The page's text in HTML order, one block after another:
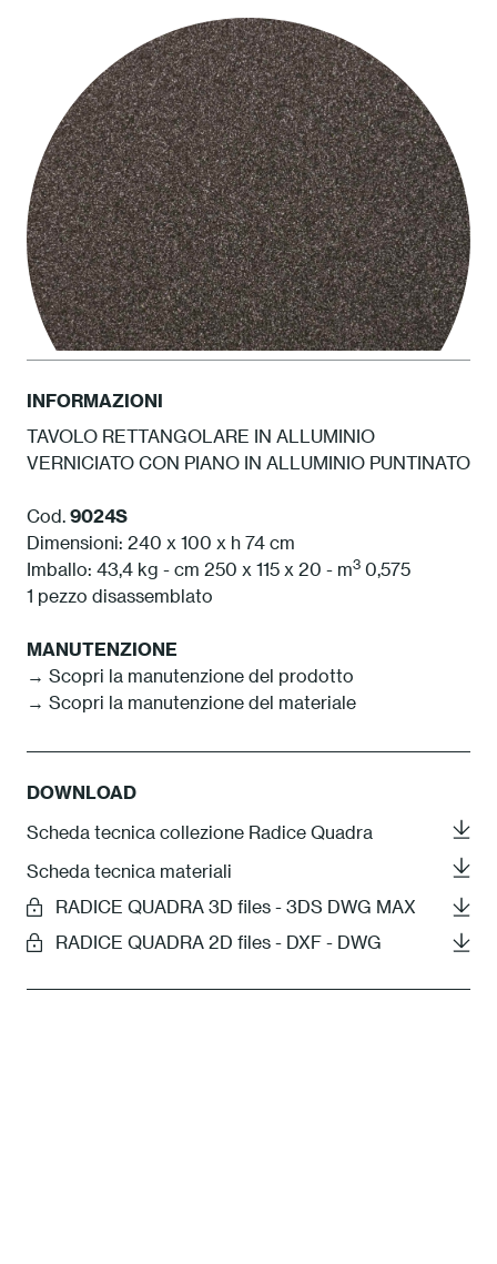
1 Bianco
INFORMAZIONI
TAVOLO RETTANGOLARE IN ALLUMINIO
VERNICIATO CON PIANO IN ALLUMINIO PUNTINATO
Cod. 9024S
Dimensioni: 240 x 100 x h 74 cm
Imballo: 43,4 kg - cm 250 x 115 x 20 - m3 0,575
1 pezzo disassemblato
MANUTENZIONE
→ Scopri la manutenzione del prodotto
→ Scopri la manutenzione del materiale
DOWNLOAD
Scheda tecnica collezione Radice Quadra
Scheda tecnica materiali
RADICE QUADRA 3D files - 3DS DWG MAX
RADICE QUADRA 2D files - DXF - DWG